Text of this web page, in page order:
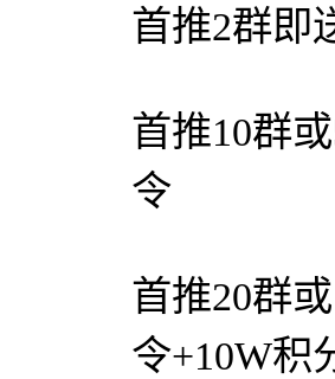
首推2群即
首推10群
令
首推20群
令+10W积